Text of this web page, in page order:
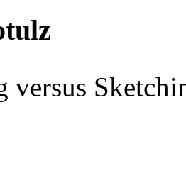
versus